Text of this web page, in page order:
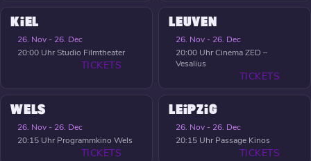
KIEL
26. Nov - 26. Dec
20:00 UhrStudio Filmtheater
TICKETS
LEUVEN
26. Nov - 26. Dec
20:00 UhrCinema ZED –
Vesalius
TICKETS
WELS
26. Nov - 26. Dec
20:15 Uhr Programmkino Wels
TICKETS
LEIPZIG
26. Nov - 26. Dec
20:15 Uhr Passage Kinos
TICKETS